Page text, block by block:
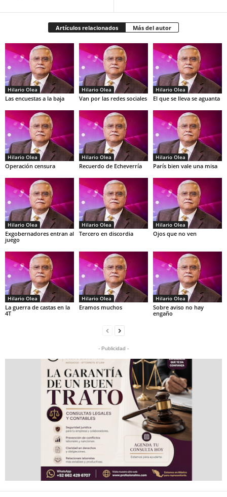
Artículos relacionados Más del autor
Hilario Olea
Las encuestas a la baja
Hilario Olea
Van por las redes sociales
Hilario Olea
El que se lleva se aguanta
Hilario Olea
Operación censura
Hilario Olea
Recuerdo de Echeverría
Hilario Olea
París bien vale una misa
Hilario Olea
Exgobernadores entran al
juego
Hilario Olea
Tercero en discordia
Hilario Olea
Ojos que no ven
Hilario Olea
La guerra de castas en la
4T
Hilario Olea
Eramos muchos
Hilario Olea
Sobre aviso no hay
engaño
- Publicidad -